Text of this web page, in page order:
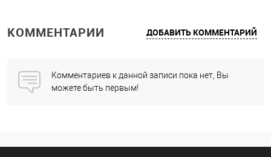
КОММЕНТАРИИ ДОБАВИТЬ КОММЕНТАРИЙ
Комментариев к данной записи пока нет, Вы
можете быть первым!